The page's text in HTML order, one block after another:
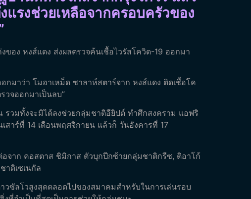
รงช่วยเหลือจากครอบครัวของ
อง หงส์แดง ส่งผลตรวจค้นเชื้อไวรัสโควิด-19 ออกมา
มาว่า โมฮาเหม็ด ซาลาห์สตาร์จาก หงส์แดง ติดเชื้อโค
วจออกมาเป็นลบ”
รวมทั้งจะมิได้ลงช่วยกลุ่มชาติอียิปต์ ทำศึกสงคราม แอฟริ
าร์ที่ 14 เดือนพฤศจิกายน แล้วก็ วันอังคารที่ 17
จาก คอสตาส ชิมิกาส ตัวบุกปีกซ้ายกลุ่มชาติกรีซ, ติอาโก้
ติเซเนกัล
ซัลโวสูงสุดตลอดไปของสมาคมสำหรับในการเล่นรอบ